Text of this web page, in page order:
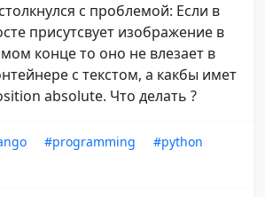
с проблемой: Если в
присутсвует изображение в
конце то оно не влезает в
с текстом, а какбы имет
absolute. Что делать ?
#programming
#python